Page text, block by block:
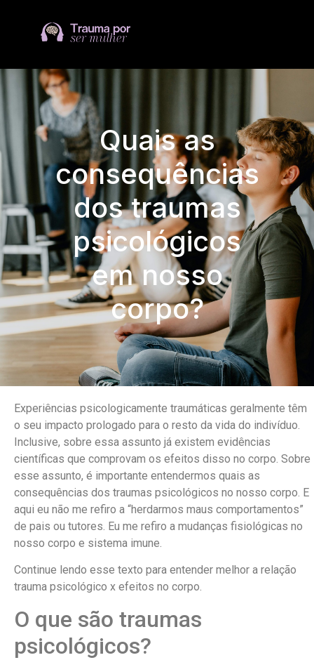
Quais as
consequências
dos traumas
psicológicos
em nosso
corpo?
Experiências psicologicamente traumáticas geralmente têm
o seu impacto prologado para o resto da vida do indivíduo.
Inclusive, sobre essa assunto já existem evidências
científicas que comprovam os efeitos disso no corpo. Sobre
esse assunto, é importante entendermos quais as
consequências dos traumas psicológicos no nosso corpo. E
aqui eu não me refiro a “herdarmos maus comportamentos”
de pais ou tutores. Eu me refiro a mudanças fisiológicas no
nosso corpo e sistema imune.
Continue lendo esse texto para entender melhor a relação
trauma psicológico x efeitos no corpo.
O que são traumas
psicológicos?